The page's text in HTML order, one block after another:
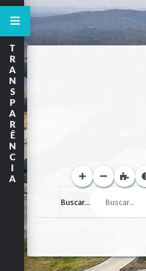
Buscar...
T
R
A
N
S
P
A
R
Ê
N
C
I
A